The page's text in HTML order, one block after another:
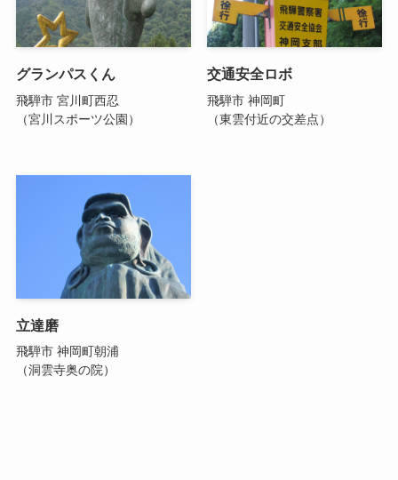
グランパスくん
飛騨市 宮川町西忍
（宮川スポーツ公園）
交通安全ロボ
飛騨市 神岡町
（東雲付近の交差点）
立達磨
飛騨市 神岡町朝浦
（洞雲寺奥の院）